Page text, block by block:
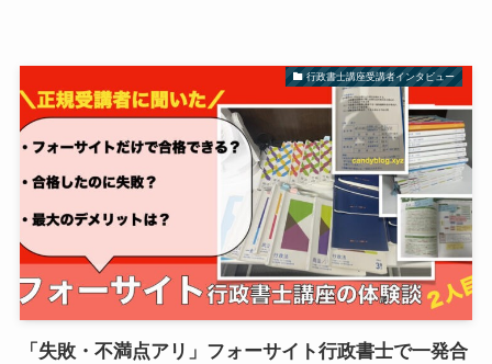
行政書士講座受講者インタビュー
「失敗・不満点アリ」フォーサイト行政書士で一発合